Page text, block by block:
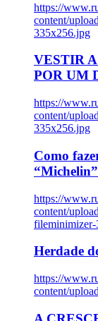
https://
content/
335x256.jpg
VESTIR
POR UM
https://
content/
335x256.jpg
Como
https://
content/
Herdade
https://
content/